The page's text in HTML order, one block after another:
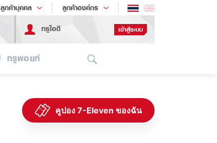
ลูกค้าบุคคล ลูกค้าองค์กร
เทรนด์เทคโนโลยี
ทรูไอดี เข้าสู่ระบบ
ทรูพอยท์
คูปอง 7-Eleven ของฉัน